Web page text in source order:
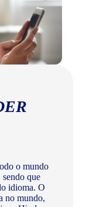
o mundo
que
idioma. O
no mundo,